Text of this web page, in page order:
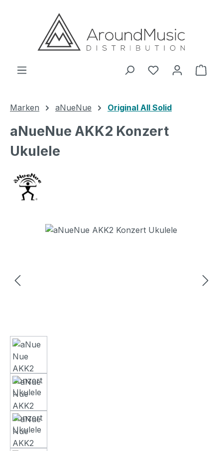
Zum Hauptinhalt springen
Marken aNueNue Original All Solid
aNueNue AKK2 Konzert
Ukulele
Bildergalerie überspringen